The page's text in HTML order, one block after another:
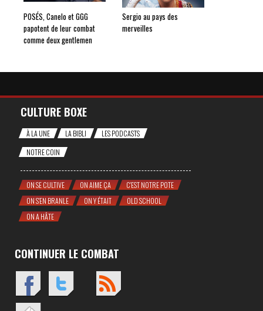
POSÉS, Canelo et GGG
papotent de leur combat
comme deux gentlemen
Sergio au pays des
merveilles
CULTURE BOXE
À LA UNE LA BIBLI
LES PODCASTS
NOTRE COIN
ON SE CULTIVE ON AIME ÇA
C'EST NOTRE POTE
ON S'EN BRANLE
ON Y ÉTAIT
OLD SCHOOL
ON A HÂTE
CONTINUER LE COMBAT